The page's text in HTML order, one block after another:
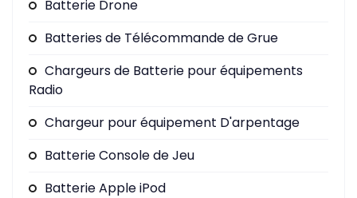
Batterie Drone
Batteries de Télécommande de Grue
Chargeurs de Batterie pour équipements
Radio
Chargeur pour équipement D'arpentage
Batterie Console de Jeu
Batterie Apple iPod